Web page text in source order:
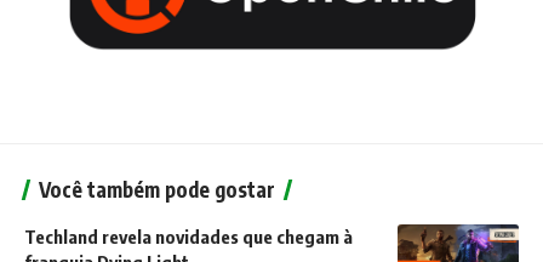
Você também pode gostar
Techland revela novidades que chegam à